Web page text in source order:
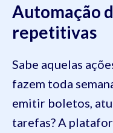
Automação
repetitivas
Sabe aquelas
fazem toda
emitir boletos,
tarefas? A